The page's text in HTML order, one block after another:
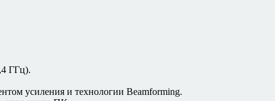
ГГц).
усиления и технологии Beamforming.